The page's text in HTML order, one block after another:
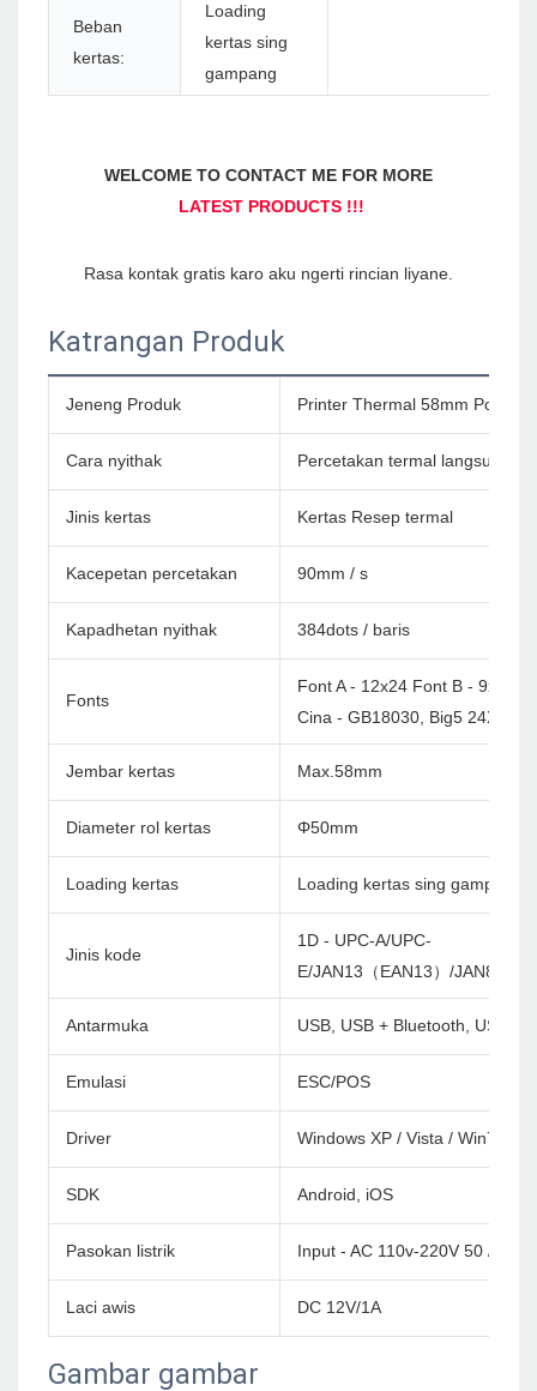
Beban
kertas:
Loading
kertas sing
gampang
Katrangan Produk
Jeneng Produk Printer Thermal 58mm Pos
Cara nyithak Percetakan termal langsung
Jinis kertas Kertas Resep termal
Kacepetan percetakan 90mm / s
Kapadhetan nyithak 384dots / baris
Fonts
Font A - 12x24 Font B - 9x17
Cina - GB18030, Big5
Jembar kertas Max.58mm
Diameter rol kertas Φ50mm
Loading kertas Loading kertas sing gampang
Jinis kode
1D - UPC-A/UPC-
E/JAN13（EAN13）/JAN8（
Antarmuka USB, USB + Bluetooth, USB +
Emulasi ESC/POS
Driver Windows XP / Vista / Win7 /
SDK Android, iOS
Pasokan listrik Input - AC 110v-220V 50 /
Laci awis DC 12V/1A
Gambar gambar